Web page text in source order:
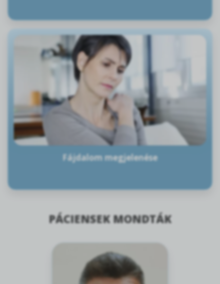
Fájdalom megjelenése
PÁCIENSEK MONDTÁK